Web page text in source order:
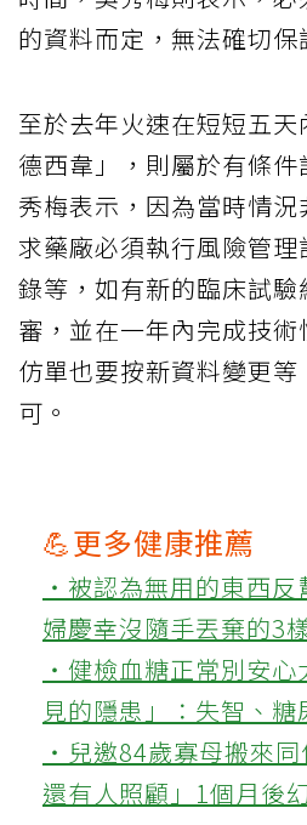
的資料而定，無法確切保
至於去年火速在短短五
德西韋」，則屬於有條
秀梅表示，因為當時情
求藥廠必須執行風險管
錄等，如有新的臨床試
審，並在一年內完成技
仿單也要按新資料變更
可。
💪更多健康推薦
‧被認為無用的東西反
婦慶幸沒隨手丟棄的3
‧健檢血糖正常別安心
見的隱患」：失智、糖
‧兒邀84歲寡母搬來
還有人照顧」1個月後